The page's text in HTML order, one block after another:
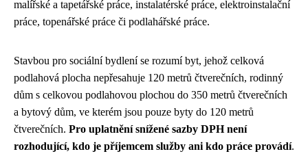
malířské a tapetářské práce, instalatérské práce, elektroinstalační
práce, topenářské práce či podlahářské práce.
Stavbou pro sociální bydlení se rozumí byt, jehož celková
podlahová plocha nepřesahuje 120 metrů čtverečních, rodinný
dům s celkovou podlahovou plochou do 350 metrů čtverečních
a bytový dům, ve kterém jsou pouze byty do 120 metrů
čtverečních. Pro uplatnění snížené sazby DPH není
rozhodující, kdo je příjemcem služby ani kdo práce provádí.